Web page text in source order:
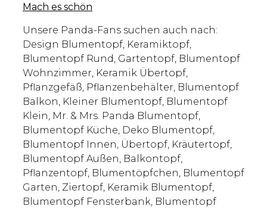
Mach es schön
Unsere Panda-Fans suchen auch nach:
Design Blumentopf, Keramiktopf,
Blumentopf Rund, Gartentopf, Blumentopf
Wohnzimmer, Keramik Übertopf,
Pflanzgefäß, Pflanzenbehälter, Blumentopf
Balkon, Kleiner Blumentopf, Blumentopf
Klein, Mr. & Mrs. Panda Blumentopf,
Blumentopf Küche, Deko Blumentopf,
Blumentopf Innen, Übertopf, Kräutertopf,
Blumentopf Außen, Balkontopf,
Pflanzentopf, Blumentöpfchen, Blumentopf
Garten, Ziertopf, Keramik Blumentopf,
Blumentopf Fensterbank, Blumentopf